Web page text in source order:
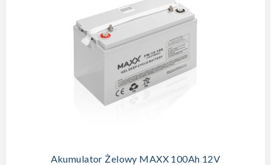
Akumulator Żelowy MAXX 100Ah 12V